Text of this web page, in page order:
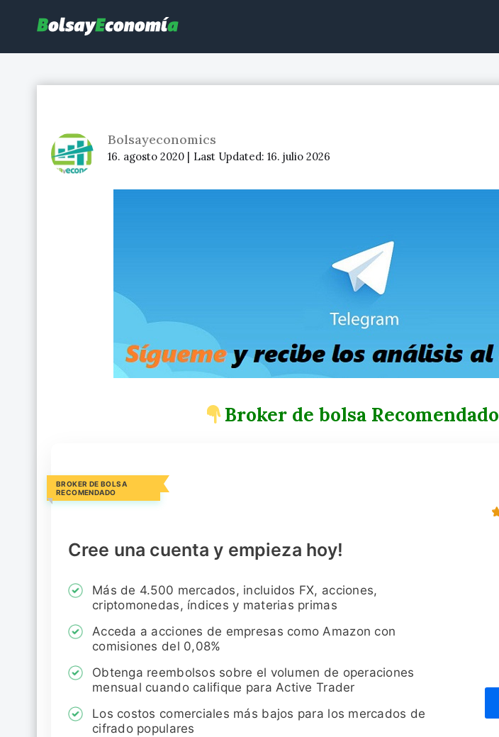
Bolsayeconomics
16. agosto 2020 | Last Updated: 16. julio 2026
Broker de bolsa Recomendado
BROKER DE BOLSA
RECOMENDADO
Cree una cuenta y empieza hoy!
Más de 4.500 mercados, incluidos FX, acciones,
criptomonedas, índices y materias primas
Acceda a acciones de empresas como Amazon con
comisiones del 0,08%
Obtenga reembolsos sobre el volumen de operaciones
mensual cuando califique para Active Trader
Los costos comerciales más bajos para los mercados de
cifrado populares